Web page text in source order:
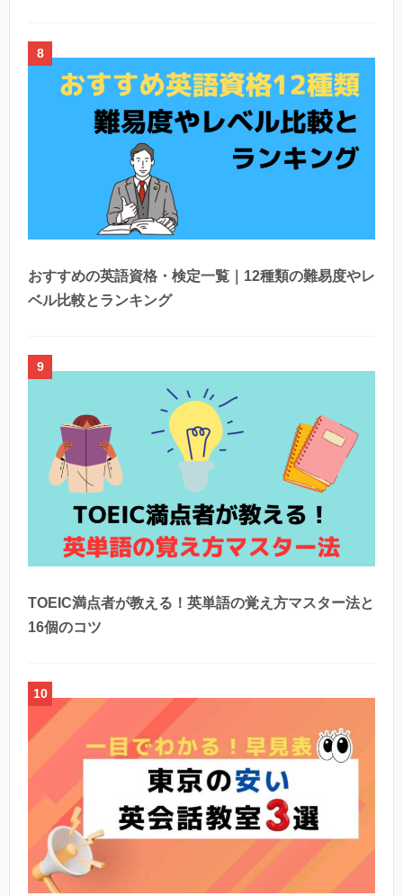
8
おすすめの英語資格・検定一覧｜12種類の難易度やレ
ベル比較とランキング
9
TOEIC満点者が教える！英単語の覚え方マスター法と
16個のコツ
10